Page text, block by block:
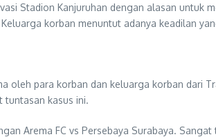
Stadion Kanjuruhan dengan alasan untuk
korban menuntut adanya keadilan
oleh para korban dan keluarga korban dari
tuntasan kasus ini.
Arema FC vs Persebaya Surabaya.